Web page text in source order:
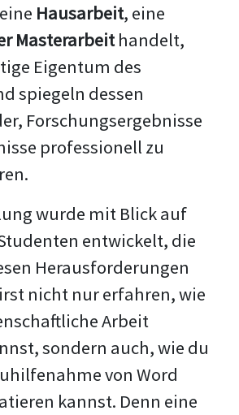
Hausarbeit, eine
Masterarbeithandelt,
Eigentum des
spiegeln dessen
Forschungsergebnisse
professionell zu
wurde mit Blick auf
entwickelt, die
Herausforderungen
nicht nur erfahren, wie
Arbeit
sondern auch, wie du
von Word
kannst. Denn eine